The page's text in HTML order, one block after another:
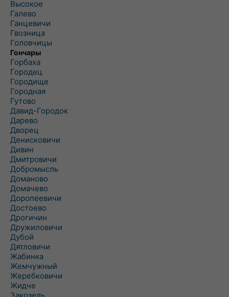
Высокое
Галево
Ганцевичи
Гвозница
Головчицы
Гончары
Горбаха
Городец
Городище
Городная
Гутово
Давид-Городок
Дарево
Дворец
Денисковичи
Дивин
Дмитровичи
Добромысль
Доманово
Домачево
Доропеевичи
Достоево
Дрогичин
Дружиловичи
Дубой
Дятловичи
Жабинка
Жемчужный
Жеребковичи
Жидче